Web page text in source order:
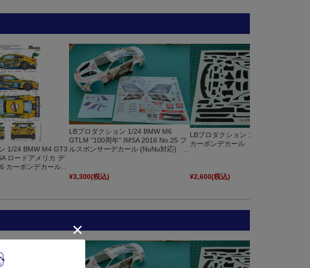
1/24 BMW M4 GT3
ロードアメリカ デ
カーボンデカール...
LBプロダクション 1/24 BMW M6
GTLM "100周年" IMSA 2016 No.25 フ
ルスポンサーデカール (NuNu対応) ...
¥3,300(税込)
LBプロダクション 1/24 BMW M4 GT3
カーボンデカール LBLBM4CF
¥2,600(税込)